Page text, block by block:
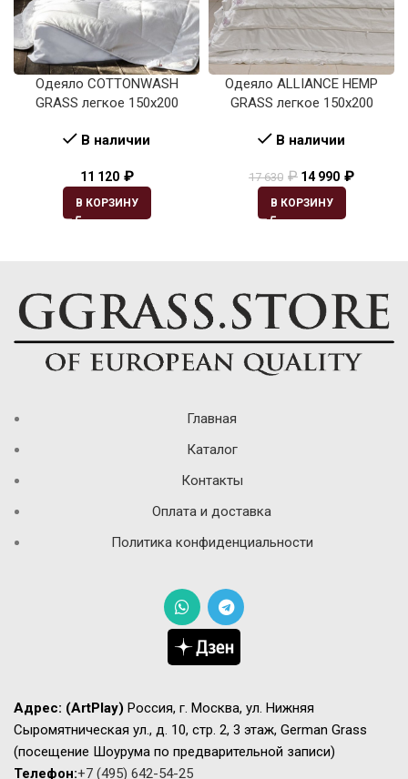
Одеяло COTTONWASH
GRASS легкое 150х200
В наличии
11 120 ₽
В КОРЗИНУ
Одеяло ALLIANCE HEMP
GRASS легкое 150х200
В наличии
17 630 ₽ 14 990 ₽
В КОРЗИНУ
Главная
Каталог
Контакты
Оплата и доставка
Политика конфиденциальности
Адрес: (ArtPlay) Россия, г. Москва, ул. Нижняя
Сыромятническая ул., д. 10, стр. 2, 3 этаж, German Grass
(посещение Шоурума по предварительной записи)
Телефон:+7 (495) 642-54-25